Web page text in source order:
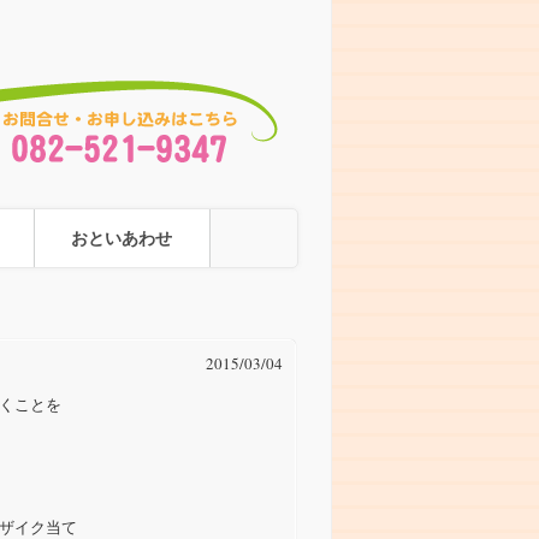
おといあわせ
2015/03/04
ことを
イク当て